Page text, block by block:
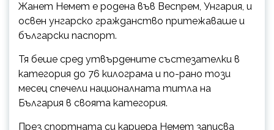
Жанет Немет е родена във Веспрем, Унгария, и
освен унгарско гражданство притежаваше и
български паспорт.
Тя беше сред утвърдените състезателки в
категория до 76 килограма и по-рано този
месец спечели националната титла на
България в своята категория.
През спортната си кариера Немет записва